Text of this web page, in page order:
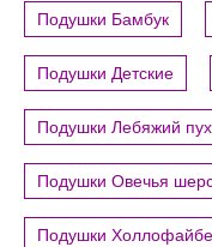
Подушки Бамбук
Подушки Детские
Подушки Лебяжий пух
Подушки Овечья
Подушки